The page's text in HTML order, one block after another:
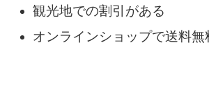
観光地での割引がある
オンラインショップで送料無